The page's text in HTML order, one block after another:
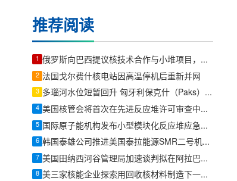
推荐阅读
1 俄罗斯向巴西提议核技术合作与小堆项目，含浮动核电站与北极/南极科研
2 法国戈尔费什核电站因高温停机后重新并网
3 多瑙河水位短暂回升 匈牙利保克什（Paks）核电站或继续降功率运行
4 美国核管会将首次在先进反应堆许可审查中采用现代化听证程序
5 国际原子能机构发布小型模块化反应堆应急计划区技术文件
6 韩国泰雄公司推进美国泰拉能源SMR二号机组订单，发力核电与燃机锻件新赛道
7 美国田纳西河谷管理局加速谈判拟在阿拉巴马Bellefonte旧址部署小型模块化反应堆
8 美三家核能企业探索用回收核材料制造下一代反应堆燃料